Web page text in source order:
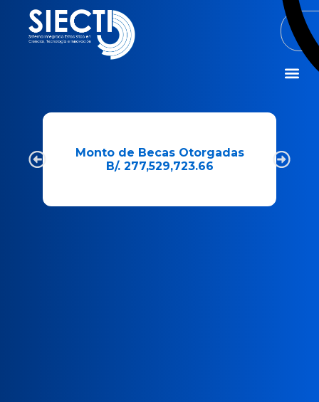
Monto de Becas Otorgadas
B/. 277,529,723.66